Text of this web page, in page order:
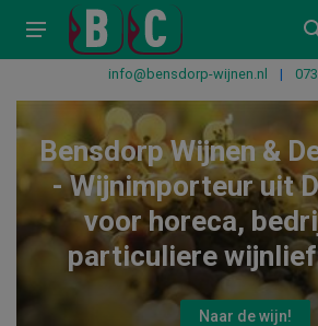
info@bensdorp-wijnen.nl |
Bensdorp Wijnen &
- Wijnimporteur uit
voor horeca,
particuliere
Naar de wijn!